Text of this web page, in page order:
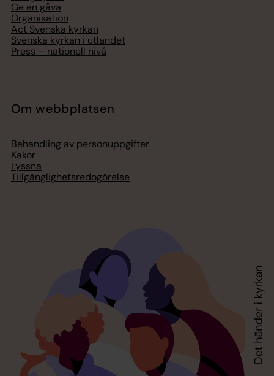
Ge en gåva
Organisation
Act Svenska kyrkan
Svenska kyrkan i utlandet
Press – nationell nivå
Om webbplatsen
Behandling av personuppgifter
Kakor
Lyssna
Tillgänglighetsredogörelse